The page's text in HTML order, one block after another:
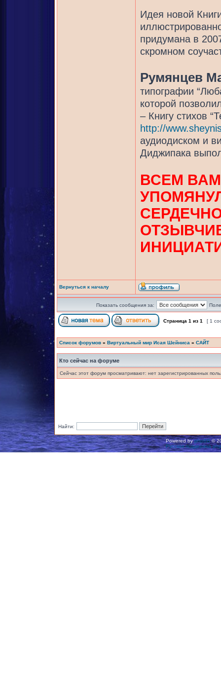
Идея новой
придумана в
скромном
Румянцев
типографии
которой
– Книгу стихов
http://
аудиодиском и
Диджипака
ВСЕМ
Вернуться к началу
Показать сообщения за:
Страница 1 из 1 [ 1
Список форумов » Виртуальный мир Исая Шейниса » САЙТ
Кто сейчас на форуме
Сейчас этот форум просматривают: нет зарегистрированных
Найти:
Powered byphpBB©
Русская поддержка